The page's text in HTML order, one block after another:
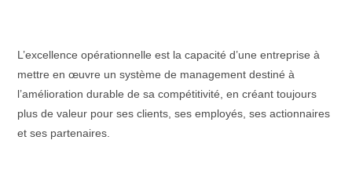
L’excellence opérationnelle est la capacité d’une entreprise à
mettre en œuvre un système de management destiné à
l’amélioration durable de sa compétitivité, en créant toujours
plus de valeur pour ses clients, ses employés, ses actionnaires
et ses partenaires.